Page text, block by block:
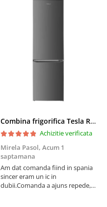
Combina frigorifica Tesla RC2600HXE, 262 l, Clasa E, Iluminare LED, dezghetare automata frigider, H 180 cm, Inox
Achizitie verificata
Mirela Pasol, Acum 1
saptamana
Am dat comanda fiind in spania
sincer eram un ic in
dubii.Comanda a ajuns repede,in